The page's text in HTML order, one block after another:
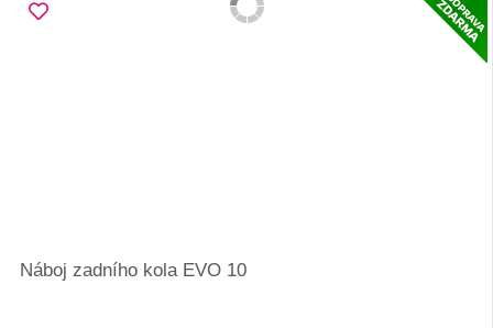
Náboj zadního kola EVO 10